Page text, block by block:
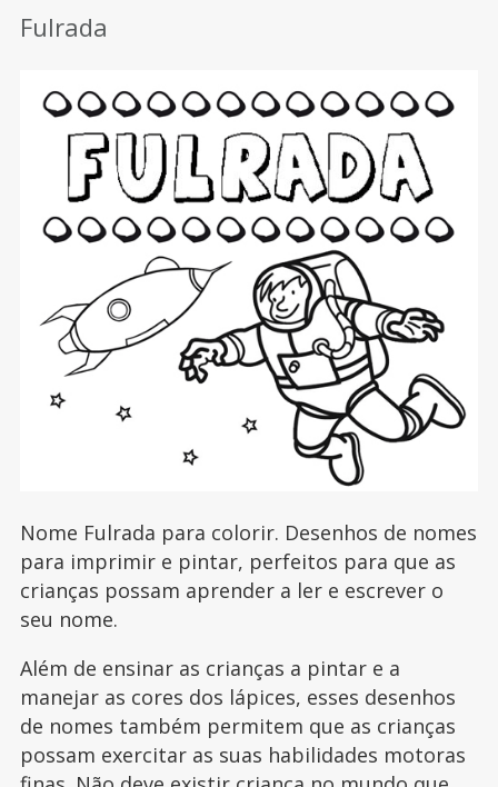
Fulrada
Nome Fulrada para colorir. Desenhos de nomes
para imprimir e pintar, perfeitos para que as
crianças possam aprender a ler e escrever o
seu nome.
Além de ensinar as crianças a pintar e a
manejar as cores dos lápices, esses desenhos
de nomes também permitem que as crianças
possam exercitar as suas habilidades motoras